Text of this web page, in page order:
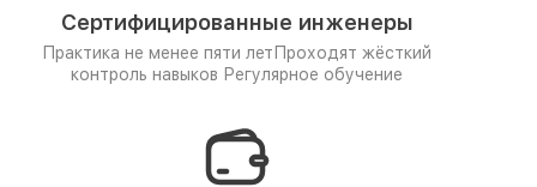
Сертифицированные инженеры
Практика не менее пяти лет Проходят жёсткий
контроль навыков Регулярное обучение